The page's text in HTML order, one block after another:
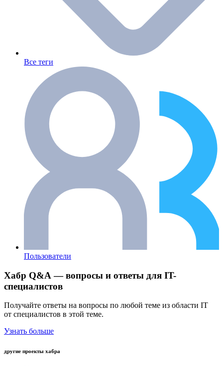
Все теги
Пользователи
Хабр Q&A — вопросы и ответы для IT-
специалистов
Получайте ответы на вопросы по любой теме из области IT
от специалистов в этой теме.
Узнать больше
другие проекты хабра